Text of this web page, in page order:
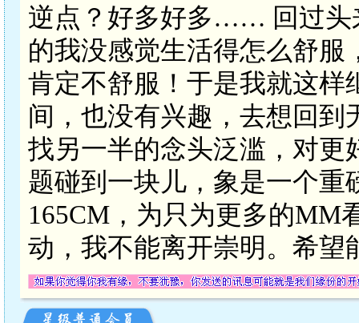
逆点？好多好多…… 回过头
的我没感觉生活得怎么舒
肯定不舒服！于是我就这样
间，也没有兴趣，去想回
找另一半的念头泛滥，对更
题碰到一块儿，象是一个
165CM，为只为更多的MM
动，我不能离开崇明。希望